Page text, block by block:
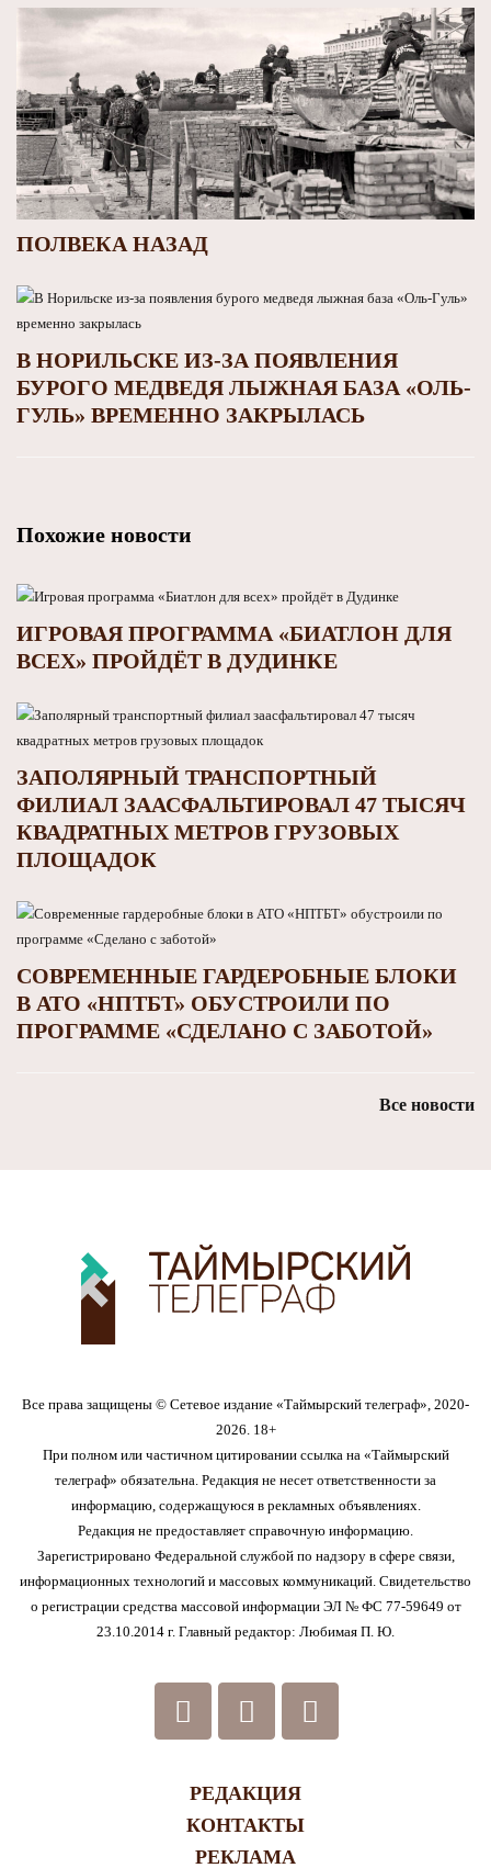
ПОЛВЕКА НАЗАД
В НОРИЛЬСКЕ ИЗ-ЗА ПОЯВЛЕНИЯ
БУРОГО МЕДВЕДЯ ЛЫЖНАЯ БАЗА «ОЛЬ-
ГУЛЬ» ВРЕМЕННО ЗАКРЫЛАСЬ
Похожие новости
ИГРОВАЯ ПРОГРАММА «БИАТЛОН ДЛЯ
ВСЕХ» ПРОЙДЁТ В ДУДИНКЕ
ЗАПОЛЯРНЫЙ ТРАНСПОРТНЫЙ
ФИЛИАЛ ЗААСФАЛЬТИРОВАЛ 47 ТЫСЯЧ
КВАДРАТНЫХ МЕТРОВ ГРУЗОВЫХ
ПЛОЩАДОК
СОВРЕМЕННЫЕ ГАРДЕРОБНЫЕ БЛОКИ
В АТО «НПТБТ» ОБУСТРОИЛИ ПО
ПРОГРАММЕ «СДЕЛАНО С ЗАБОТОЙ»
Все новости
Все права защищены © Сетевое издание «Таймырский телеграф», 2020-
2026. 18+
При полном или частичном цитировании ссылка на «Таймырский
телеграф» обязательна. Редакция не несет ответственности за
информацию, содержащуюся в рекламных объявлениях.
Редакция не предоставляет справочную информацию.
Зарегистрировано Федеральной службой по надзору в сфере связи,
информационных технологий и массовых коммуникаций. Свидетельство
о регистрации средства массовой информации ЭЛ № ФС 77-59649 от
23.10.2014 г. Главный редактор: Любимая П. Ю.
РЕДАКЦИЯ
КОНТАКТЫ
РЕКЛАМА